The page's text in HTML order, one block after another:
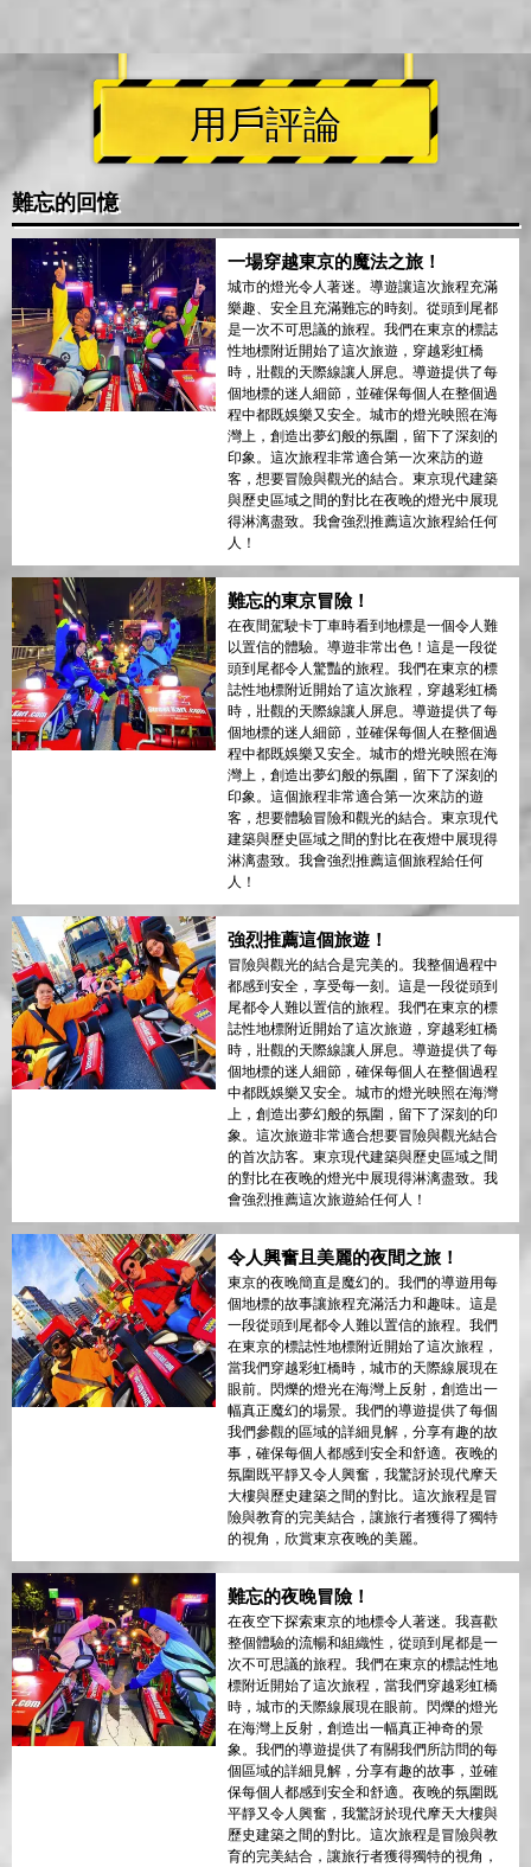
用戶評論
難忘的回憶
一場穿越東京的魔法之旅！
城市的燈光令人著迷。導遊讓這次旅程充滿
樂趣、安全且充滿難忘的時刻。從頭到尾都
是一次不可思議的旅程。我們在東京的標誌
性地標附近開始了這次旅遊，穿越彩虹橋
時，壯觀的天際線讓人屏息。導遊提供了每
個地標的迷人細節，並確保每個人在整個過
程中都既娛樂又安全。城市的燈光映照在海
灣上，創造出夢幻般的氛圍，留下了深刻的
印象。這次旅程非常適合第一次來訪的遊
客，想要冒險與觀光的結合。東京現代建築
與歷史區域之間的對比在夜晚的燈光中展現
得淋漓盡致。我會強烈推薦這次旅程給任何
人！
難忘的東京冒險！
在夜間駕駛卡丁車時看到地標是一個令人難
以置信的體驗。導遊非常出色！這是一段從
頭到尾都令人驚豔的旅程。我們在東京的標
誌性地標附近開始了這次旅程，穿越彩虹橋
時，壯觀的天際線讓人屏息。導遊提供了每
個地標的迷人細節，並確保每個人在整個過
程中都既娛樂又安全。城市的燈光映照在海
灣上，創造出夢幻般的氛圍，留下了深刻的
印象。這個旅程非常適合第一次來訪的遊
客，想要體驗冒險和觀光的結合。東京現代
建築與歷史區域之間的對比在夜燈中展現得
淋漓盡致。我會強烈推薦這個旅程給任何
人！
強烈推薦這個旅遊！
冒險與觀光的結合是完美的。我整個過程中
都感到安全，享受每一刻。這是一段從頭到
尾都令人難以置信的旅程。我們在東京的標
誌性地標附近開始了這次旅遊，穿越彩虹橋
時，壯觀的天際線讓人屏息。導遊提供了每
個地標的迷人細節，確保每個人在整個過程
中都既娛樂又安全。城市的燈光映照在海灣
上，創造出夢幻般的氛圍，留下了深刻的印
象。這次旅遊非常適合想要冒險與觀光結合
的首次訪客。東京現代建築與歷史區域之間
的對比在夜晚的燈光中展現得淋漓盡致。我
會強烈推薦這次旅遊給任何人！
令人興奮且美麗的夜間之旅！
東京的夜晚簡直是魔幻的。我們的導遊用每
個地標的故事讓旅程充滿活力和趣味。這是
一段從頭到尾都令人難以置信的旅程。我們
在東京的標誌性地標附近開始了這次旅程，
當我們穿越彩虹橋時，城市的天際線展現在
眼前。閃爍的燈光在海灣上反射，創造出一
幅真正魔幻的場景。我們的導遊提供了每個
我們參觀的區域的詳細見解，分享有趣的故
事，確保每個人都感到安全和舒適。夜晚的
氛圍既平靜又令人興奮，我驚訝於現代摩天
大樓與歷史建築之間的對比。這次旅程是冒
險與教育的完美結合，讓旅行者獲得了獨特
的視角，欣賞東京夜晚的美麗。
難忘的夜晚冒險！
在夜空下探索東京的地標令人著迷。我喜歡
整個體驗的流暢和組織性，從頭到尾都是一
次不可思議的旅程。我們在東京的標誌性地
標附近開始了這次旅程，當我們穿越彩虹橋
時，城市的天際線展現在眼前。閃爍的燈光
在海灣上反射，創造出一幅真正神奇的景
象。我們的導遊提供了有關我們所訪問的每
個區域的詳細見解，分享有趣的故事，並確
保每個人都感到安全和舒適。夜晚的氛圍既
平靜又令人興奮，我驚訝於現代摩天大樓與
歷史建築之間的對比。這次旅程是冒險與教
育的完美結合，讓旅行者獲得獨特的視角，